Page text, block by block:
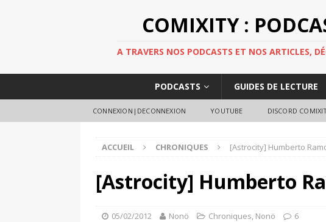
COMIXITY :
A TRAVERS NOS PODCASTS ET NOS ARTICLES,
PODCASTS GUIDES DE LECTURE
CONNEXION|DECONNEXION YOUTUBE DISCORD
ACCUEIL CHRONIQUES [Astrocity] Humberto
[Astrocity] Humberto
05/02/2012 Nonö Chroniques, Nonö 6